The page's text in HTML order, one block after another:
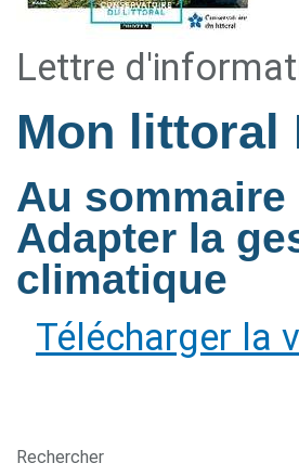
Lettre
Mon littoral
Au sommaire
Adapter la
climatique
Télécharger la
Rechercher